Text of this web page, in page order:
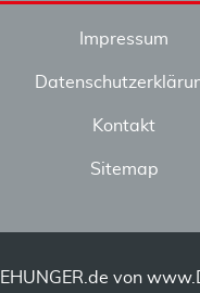
Impressum
Kontakt
Sitemap
von